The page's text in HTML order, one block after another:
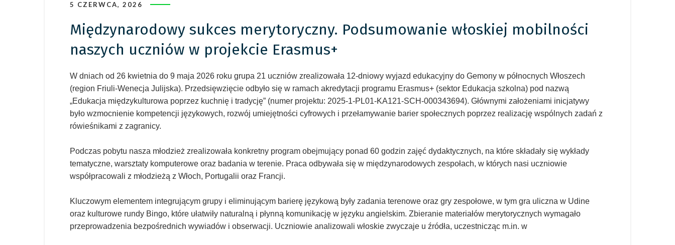
5 CZERWCA, 2026
Międzynarodowy sukces merytoryczny. Podsumowanie włoskiej mobilności
naszych uczniów w projekcie Erasmus+
W dniach od 26 kwietnia do 9 maja 2026 roku grupa 21 uczniów zrealizowała 12-dniowy wyjazd edukacyjny do Gemony w północnych Włoszech
(region Friuli-Wenecja Julijska). Przedsięwzięcie odbyło się w ramach akredytacji programu Erasmus+ (sektor Edukacja szkolna) pod nazwą
„Edukacja międzykulturowa poprzez kuchnię i tradycję” (numer projektu: 2025-1-PL01-KA121-SCH-000343694). Głównymi założeniami inicjatywy
było wzmocnienie kompetencji językowych, rozwój umiejętności cyfrowych i przełamywanie barier społecznych poprzez realizację wspólnych zadań z
rówieśnikami z zagranicy.
Podczas pobytu nasza młodzież zrealizowała konkretny program obejmujący ponad 60 godzin zajęć dydaktycznych, na które składały się wykłady
tematyczne, warsztaty komputerowe oraz badania w terenie. Praca odbywała się w międzynarodowych zespołach, w których nasi uczniowie
współpracowali z młodzieżą z Włoch, Portugalii oraz Francji.
Kluczowym elementem integrującym grupy i eliminującym barierę językową były zadania terenowe oraz gry zespołowe, w tym gra uliczna w Udine
oraz kulturowe rundy Bingo, które ułatwiły naturalną i płynną komunikację w języku angielskim. Zbieranie materiałów merytorycznych wymagało
przeprowadzenia bezpośrednich wywiadów i obserwacji. Uczniowie analizowali włoskie zwyczaje u źródła, uczestnicząc m.in. w